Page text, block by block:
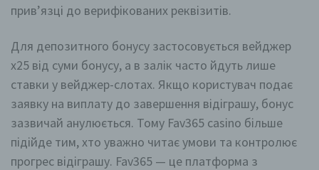
прив’язці до верифікованих реквізитів.
Для депозитного бонусу застосовується вейджер
x25 від суми бонусу, а в залік часто йдуть лише
ставки у вейджер-слотах. Якщо користувач подає
заявку на виплату до завершення відіграшу, бонус
зазвичай анулюється. Тому Fav365 casino більше
підійде тим, хто уважно читає умови та контролює
прогрес відіграшу. Fav365 — це платформа з